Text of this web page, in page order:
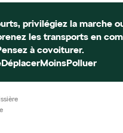
privilégiez la marche
les transports en
à covoiturer.